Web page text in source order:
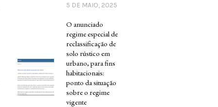
5 DE MAIO, 2025
O anunciado
regime especial de
reclassificação de
solo rústico em
urbano, para fins
habitacionais:
ponto da situação
sobre o regime
vigente